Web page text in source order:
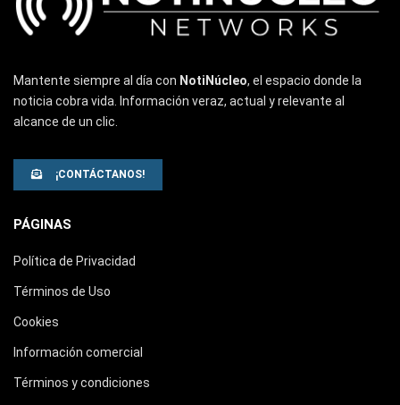
Mantente siempre al día con NotiNúcleo, el espacio donde la
noticia cobra vida. Información veraz, actual y relevante al
alcance de un clic.
¡CONTÁCTANOS!
PÁGINAS
Política de Privacidad
Términos de Uso
Cookies
Información comercial
Términos y condiciones